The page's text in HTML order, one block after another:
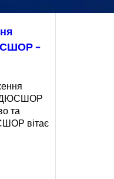
–
СДЮСШОР
та
вітає